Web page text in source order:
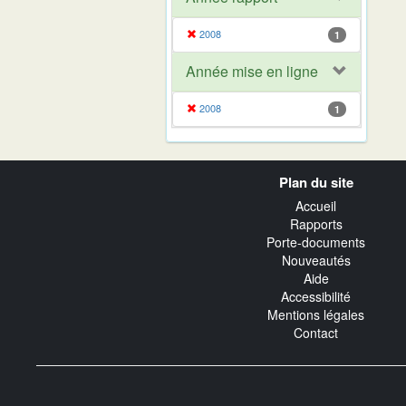
2008 1
Année mise en ligne
2008 1
Plan du site
Accueil
Rapports
Porte-documents
Nouveautés
Aide
Accessibilité
Mentions légales
Contact